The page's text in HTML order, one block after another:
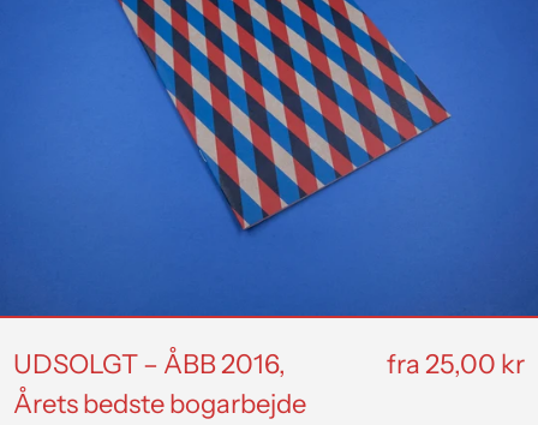
2016,
Årets
bedste
bogarbejde
2016
UDSOLGT – ÅBB 2016,
Årets bedste bogarbejde
fra 25,00 kr